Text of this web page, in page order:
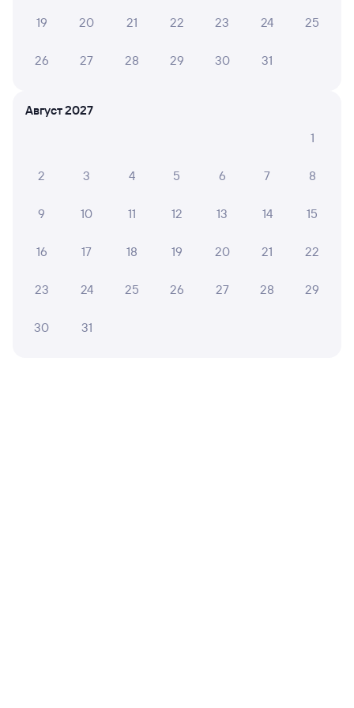
Отели Дербента
Купить билеты на поезд в Дербент
Вокзал Рязань-2
19 20 21 22 23 24 25
26 27 28 29 30 31
Август 2027
1
2 3 4 5 6 7 8
9 10 11 12 13 14 15
16 17 18 19 20 21 22
23 24 25 26 27 28 29
30 31